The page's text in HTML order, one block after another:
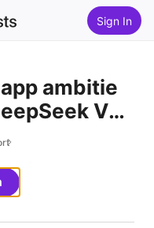
Sign In
ambitie
V4
+ Rick
AGI